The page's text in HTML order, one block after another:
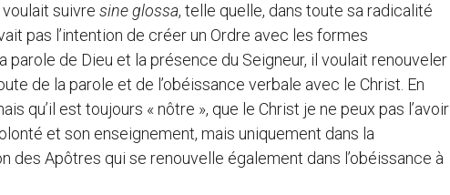
suivre sine glossa, telle quelle, dans toute sa radicalité
pas l’intention de créer un Ordre avec les formes
de Dieu et la présence du Seigneur, il voulait renouveler
de la parole et de l’obéissance verbale avec le Christ. En
qu’il est toujours « nôtre », que le Christ je ne peux pas l’avoir
et son enseignement, mais uniquement dans la
des Apôtres qui se renouvelle également dans l’obéissance à